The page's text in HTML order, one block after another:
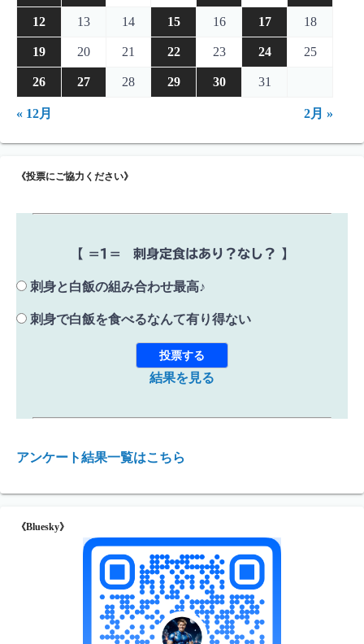
12 13 14 15 16 17 18
19 20 21 22 23 24 25
26 27 28 29 30 31
« 12月 2月 »
《投票にご協力ください》
【 =1= 刺身定食はあり？なし？ 】
刺身と白飯の組み合わせ最高♪
刺身で白飯を食べるなんて有り得ない
結果を見る
アンケート結果一覧はこちら
《Bluesky》